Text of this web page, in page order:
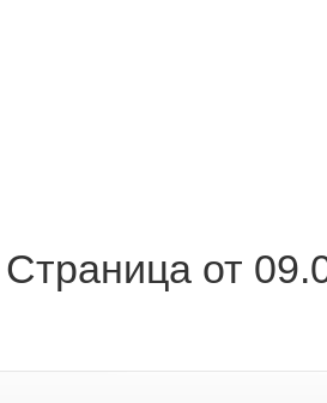
Страница от